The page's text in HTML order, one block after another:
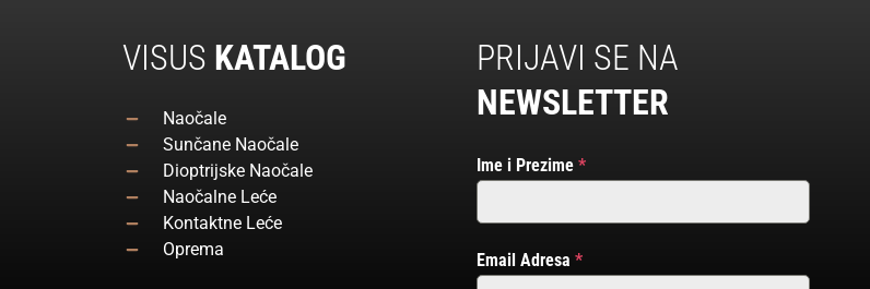
VISUS KATALOG
Naočale
Sunčane Naočale
Dioptrijske Naočale
Naočalne Leće
Kontaktne Leće
Oprema
PRIJAVI SE NA
NEWSLETTER
Ime i Prezime*
Email Adresa*